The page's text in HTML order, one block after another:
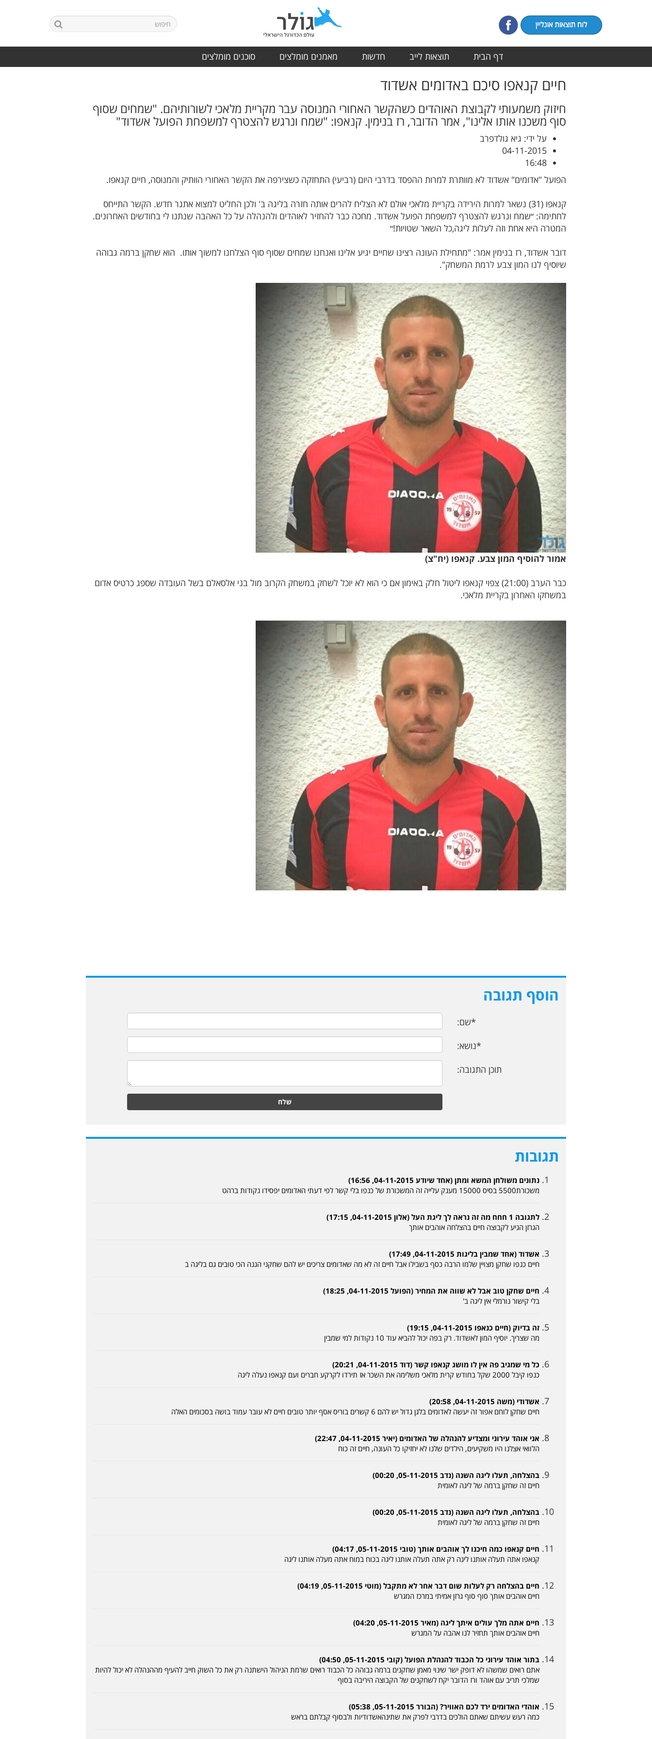
דף הבית תוצאות לייב חדשות מאמנים מומלצים סוכנים מומלצים
חיים קנאפו סיכם באדומים אשדוד
חיזוק משמעותי לקבוצת האוהדים כשהקשר האחורי המנוסה עבר מקריית מלאכי לשורותיהם. "שמחים שסוף
סוף משכנו אותו אלינו", אמר הדובר, רז בנימין. קנאפו: "שמח ונרגש להצטרף למשפחת הפועל אשדוד"
על ידי: גיא גולדפרב
04-11-2015
16:48
הפועל "אדומים" אשדוד לא מוותרת למרות ההפסד בדרבי היום (רביעי) התחזקה כשצירפה את הקשר האחורי הוותיק והמנוסה, חיים קנאפו.
קנאפו (31) נשאר למרות הירידה בקריית מלאכי אולם לא הצליח להרים אותה חזרה בליגה ב' ולכן החליט למצוא אתגר חדש. הקשר התייחס
לחתימה: ״שמח ונרגש להצטרף למשפחת הפועל אשדוד. מחכה כבר להחזיר לאוהדים ולהנהלה על כל האהבה שנתנו לי בחודשים האחרונים.
המטרה היא אחת וזה לעלות ליגה,כל השאר שטויות!״
דובר אשדוד, רז בנימין אמר: "מתחילת העונה רצינו שחיים יגיע אלינו ואנחנו שמחים שסוף סוף הצלחנו למשוך אותו. הוא שחקן ברמה גבוהה
שיוסיף לנו המון צבע לרמת המשחק".
אמור להוסיף המון צבע. קנאפו (יח"צ)
כבר הערב (21:00) צפוי קנאפו ליטול חלק באימון אם כי הוא לא יוכל לשחק במשחק הקרוב מול בני אלסאלם בשל העובדה שספג כרטיס אדום
במשחקו האחרון בקריית מלאכי.
הוסף תגובה
*שם:
*נושא:
תוכן התגובה:
שלח
תגובות
נתונים משולחן המשא ומתן (אחד שיודע 04-11-2015, 16:56)
משכורת5500 בסיס 15000 מענק עלייה זה המשכורת של כנפו בלי קשר לפי דעתי האדומים יפסידו נקודות ברהט
לתגובה 1 חחח מה זה נראה לך ליגת העל (אלון 04-11-2015, 17:15)
הגרזן הגיע לקבוצה חיים בהצלחה אוהבים אותך
אשדוד (אחד שמבין בליגות 04-11-2015, 17:49)
חיים כנפו שחקן מצויין שלמו הרבה כסף בשבילו אבל חיים זה לא מה שאדומים צריכים יש להם שחקני הגנה הכי טובים גם בליגה ב
חיים שחקן טוב אבל לא שווה את המחיר (הפועל 04-11-2015, 18:25)
בלי קישור נורמלי אין ליגה ב'
זה בדיוק (חיים כנאפו 04-11-2015, 19:15)
מה שצריך. יוסיף המון לאשדוד. רק בפה יכול להביא עוד 10 נקודות למי שמבין
כל מי שמגיב פה אין לו מושג קנאפו קשר (דוד 04-11-2015, 20:21)
כנפו קיבל 2000 שקל בחודש קרית מלאכי משלימה את השכר אז תירדו לקרקע חברים ועם קנאפו נעלה ליגה
אשדודי (משה 04-11-2015, 20:58)
חיים שחקן לוחם אפור זה יעשה לאדומים בלגן גדול יש להם 6 קשרים בוריס אסף יותר טובים חיים לא עובר עמוד בושה בסכומים האלה
אני אוהד עירוני ומצדיע להנהלה של האדומים (יאיר 04-11-2015, 22:47)
הלוואי אצלנו היו משקיעים, הילדים שלנו לא יחזיקו כל העונה, חיים זה כוח
בהצלחה, תעלו ליגה השנה (נדב 05-11-2015, 00:20)
חיים זה שחקן ברמה של ליגה לאומית
בהצלחה, תעלו ליגה השנה (נדב 05-11-2015, 00:20)
חיים זה שחקן ברמה של ליגה לאומית
חיים קנאפו כמה חיכנו לך אוהבים אותך (טובי 05-11-2015, 04:17)
קנאפו אתה תעלה אותנו ליגה רק אתה תעלה אותנו ליגה בכוח במוח אתה מעלה אותנו ליגה
חיים בהצלחה רק לעלות שום דבר אחר לא מתקבל (מוטי 05-11-2015, 04:19)
חיים אוהבים אותך סוף סוף גרזן אמיתי במרכז המגרש
חיים אתה מלך עולים איתך ליגה (מאיר 05-11-2015, 04:20)
חיים אוהבים אותך תחזיר לנו אהבה על המגרש
בתור אוהד עירוני כל הכבוד להנהלת הפועל (קובי 05-11-2015, 04:50)
אתם רואים שמשהו לא דופק ישר שינוי מאמן שחקנים ברמה גבוהה כל הכבוד רואים שרמת הניהול הישתנה רק את כל השוק חייב להעיף מההנהלה לא יכול להיות
שמלכי תריב עם אוהד ורז הדובר יקח לשחקנים של הקבוצה היריבה בסוף
אוהדי האדומים ירד לכם האוויר? (הבורר 05-11-2015, 05:38)
כמה רעש עשיתם שאתם הולכים בדרבי לפרק את שתינהאשדודיות ולבסוף קבלתם בראש